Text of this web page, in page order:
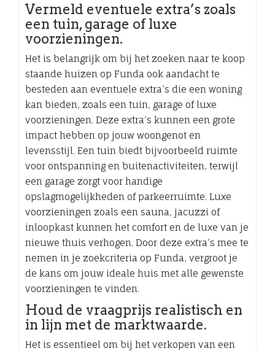
Vermeld eventuele extra’s zoals
een tuin, garage of luxe
voorzieningen.
Het is belangrijk om bij het zoeken naar te koop
staande huizen op Funda ook aandacht te
besteden aan eventuele extra’s die een woning
kan bieden, zoals een tuin, garage of luxe
voorzieningen. Deze extra’s kunnen een grote
impact hebben op jouw woongenot en
levensstijl. Een tuin biedt bijvoorbeeld ruimte
voor ontspanning en buitenactiviteiten, terwijl
een garage zorgt voor handige
opslagmogelijkheden of parkeerruimte. Luxe
voorzieningen zoals een sauna, jacuzzi of
inloopkast kunnen het comfort en de luxe van je
nieuwe thuis verhogen. Door deze extra’s mee te
nemen in je zoekcriteria op Funda, vergroot je
de kans om jouw ideale huis met alle gewenste
voorzieningen te vinden.
Houd de vraagprijs realistisch en
in lijn met de marktwaarde.
Het is essentieel om bij het verkopen van een